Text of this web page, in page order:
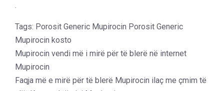
.
Tags: Porosit Generic Mupirocin Porosit Generic
Mupirocin kosto
Mupirocin vendi më i mirë për të blerë në internet
Mupirocin
Faqja më e mirë për të blerë Mupirocin ilaç me çmim të